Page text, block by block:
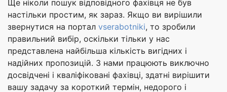
Ще ніколи пошук відповідного фахівця не був
настільки простим, як зараз. Якщо ви вирішили
звернутися на портал vserabotniki, то зробили
правильний вибір, оскільки тільки у нас
представлена найбільша кількість вигідних і
надійних пропозицій. З нами працюють виключно
досвідчені і кваліфіковані фахівці, здатні вирішити
вашу задачу за короткий термін, недорого і